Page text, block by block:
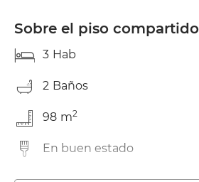
Sobre el piso compartido
3 Hab
2 Baños
98 m2
En buen estado